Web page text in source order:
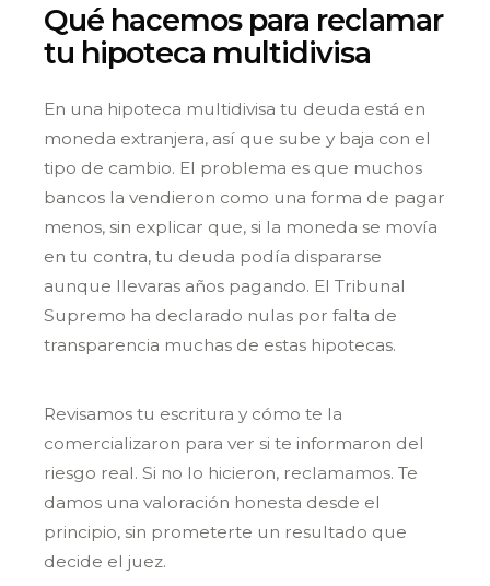
Qué hacemos para reclamar
tu hipoteca multidivisa
En una hipoteca multidivisa tu deuda está en
moneda extranjera, así que sube y baja con el
tipo de cambio. El problema es que muchos
bancos la vendieron como una forma de pagar
menos, sin explicar que, si la moneda se movía
en tu contra, tu deuda podía dispararse
aunque llevaras años pagando. El Tribunal
Supremo ha declarado nulas por falta de
transparencia muchas de estas hipotecas.
Revisamos tu escritura y cómo te la
comercializaron para ver si te informaron del
riesgo real. Si no lo hicieron, reclamamos. Te
damos una valoración honesta desde el
principio, sin prometerte un resultado que
decide el juez.